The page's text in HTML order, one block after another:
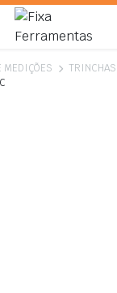
MEDIÇÕES
TRINCHAS
C